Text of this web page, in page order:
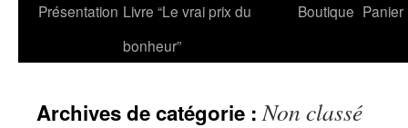
Aller
Présentation Livre “Le vrai prix du
bonheur”
Boutique Panier
Archives de catégorie :Non classé